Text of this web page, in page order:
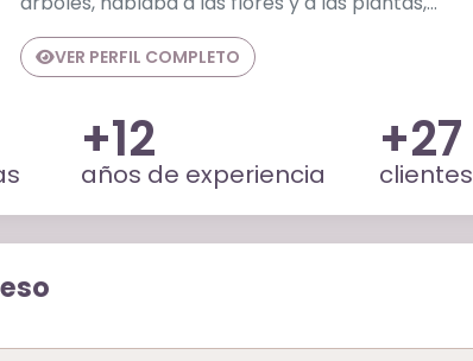
VER PERFIL COMPLETO
+12
años de experiencia
+27
clientes